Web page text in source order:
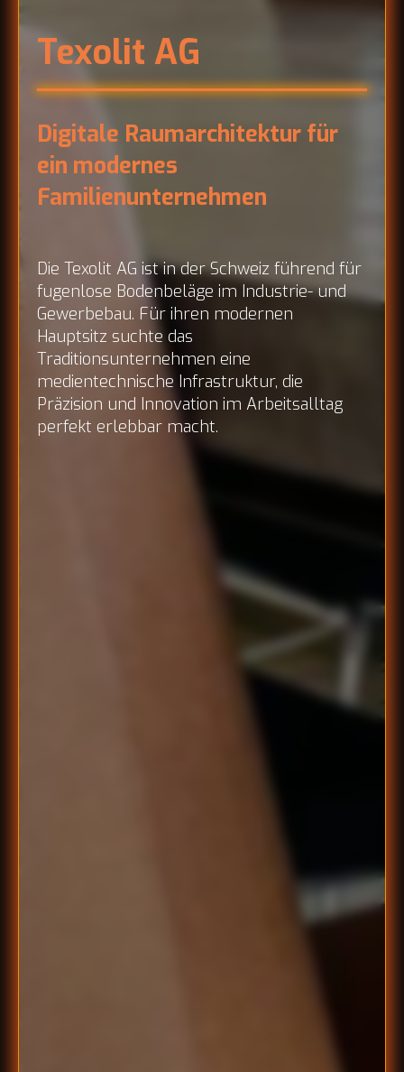
Texolit AG
Digitale Raumarchitektur für
ein modernes
Familienunternehmen
Die Texolit AG ist in der Schweiz führend für
fugenlose Bodenbeläge im Industrie- und
Gewerbebau. Für ihren modernen
Hauptsitz suchte das
Traditionsunternehmen eine
medientechnische Infrastruktur, die
Präzision und Innovation im Arbeitsalltag
perfekt erlebbar macht.